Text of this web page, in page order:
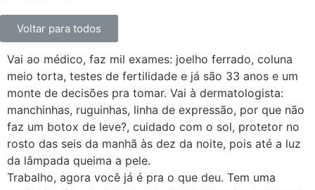
Voltar para todos
Vai ao médico, faz mil exames: joelho ferrado, coluna
meio torta, testes de fertilidade e já são 33 anos e um
monte de decisões pra tomar. Vai à dermatologista:
manchinhas, ruguinhas, linha de expressão, por que não
faz um botox de leve?, cuidado com o sol, protetor no
rosto das seis da manhã às dez da noite, pois até a luz
da lâmpada queima a pele.
Trabalho, agora você já é pra o que deu. Tem uma